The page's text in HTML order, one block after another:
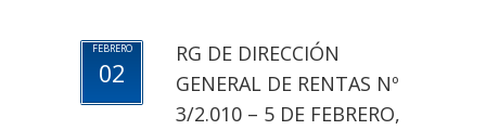
FEBRERO
02
RG DE DIRECCIÓN
GENERAL DE RENTAS Nº
3/2.010 – 5 DE FEBRERO,